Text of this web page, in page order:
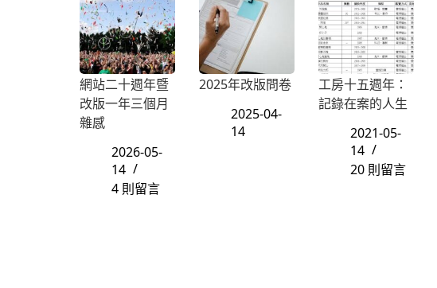
網站二十週年暨
改版一年三個月
雜感
2026-05-
14
4 則留言
2025年改版問卷
2025-04-
14
工房十五週年：
記錄在案的人生
2021-05-
14
20 則留言